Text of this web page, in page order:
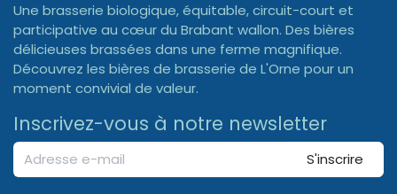
Une brasserie biologique, équitable, circuit-court et
participative au cœur du Brabant wallon. Des bières
délicieuses brassées dans une ferme magnifique.
Découvrez les bières de brasserie de L'Orne pour un
moment convivial de valeur.
Inscrivez-vous à notre newsletter
S'inscrire